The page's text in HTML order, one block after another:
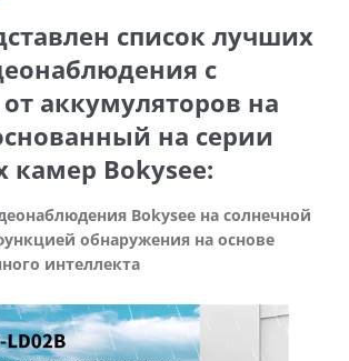
список лучших
с
аккумуляторов на
на серии
камер Bokysee:
Bokysee на солнечной
обнаружения на основе
интеллекта